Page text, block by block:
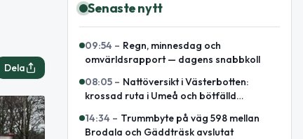
Dela
Senaste nytt
09:54 – Regn, minnesdag och
omvärldsrapport — dagens snabbkoll
08:05 – Nattöversikt i Västerbotten:
krossad ruta i Umeå och bötfälld
14:34 – Trummbyte på väg 598 mellan
Brodala och Gäddträsk avslutat